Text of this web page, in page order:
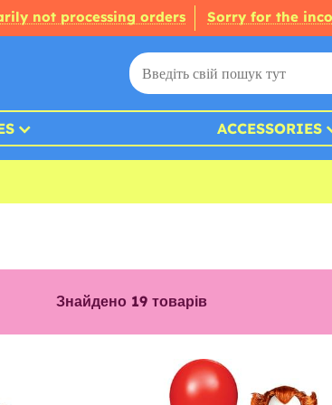
not processing orders Sorry for the
ACCESSORIES
Знайдено 19 товарів